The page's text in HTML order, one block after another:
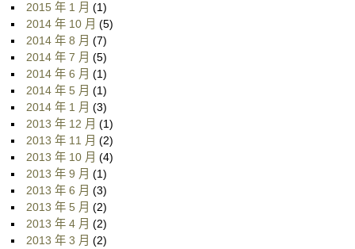
2015 年 1 月 (1)
2014 年 10 月 (5)
2014 年 8 月 (7)
2014 年 7 月 (5)
2014 年 6 月 (1)
2014 年 5 月 (1)
2014 年 1 月 (3)
2013 年 12 月 (1)
2013 年 11 月 (2)
2013 年 10 月 (4)
2013 年 9 月 (1)
2013 年 6 月 (3)
2013 年 5 月 (2)
2013 年 4 月 (2)
2013 年 3 月 (2)